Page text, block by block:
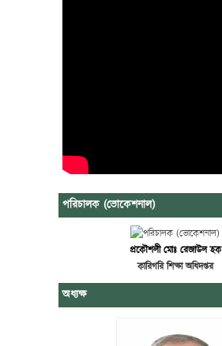
পরিচালক (ভোকেশনাল)
প্রকৌশলী মোঃ রেজাউল হক
কারিগরি শিক্ষা অধিদপ্তর
অধ্যক্ষ